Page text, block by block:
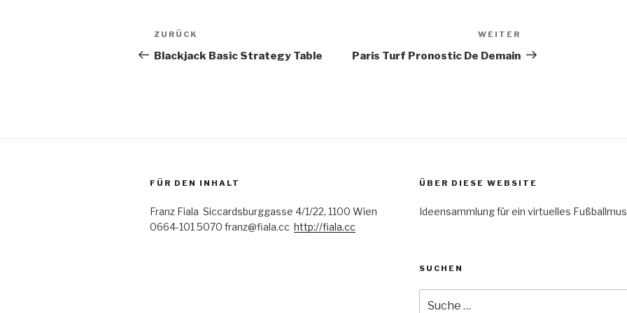
Beitrags-
Navigation
Vorheriger
Beitrag
ZURÜCK
Blackjack Basic Strategy Table
Beitrag
WEITER
Paris Turf Pronostic De Demain
FÜR DEN INHALT
Franz Fiala Siccardsburggasse 4/1/22, 1100 Wien
0664-101 5070 franz@fiala.cc http://fiala.cc
ÜBER DIESE WEBSITE
Ideensammlung für ein virtuelles
SUCHEN